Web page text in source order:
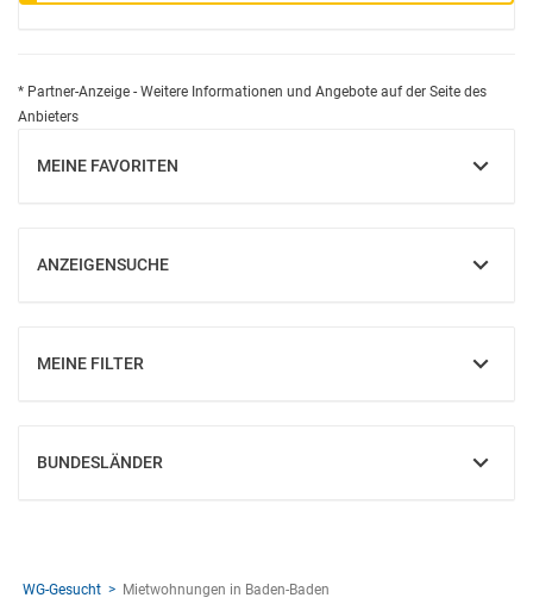
* Partner-Anzeige - Weitere Informationen und Angebote auf der Seite des
Anbieters
MEINE FAVORITEN
EINBLENDEN
ANZEIGENSUCHE
EINBLENDEN
MEINE FILTER
EINBLENDEN
BUNDESLÄNDER
EINBLENDEN
WG-Gesucht Mietwohnungen in Baden-Baden